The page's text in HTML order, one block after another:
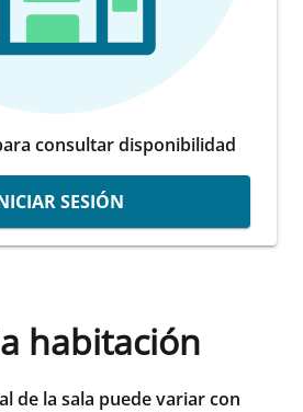
consultar disponibilidad
SESIÓN
habitación
de la sala puede variar con